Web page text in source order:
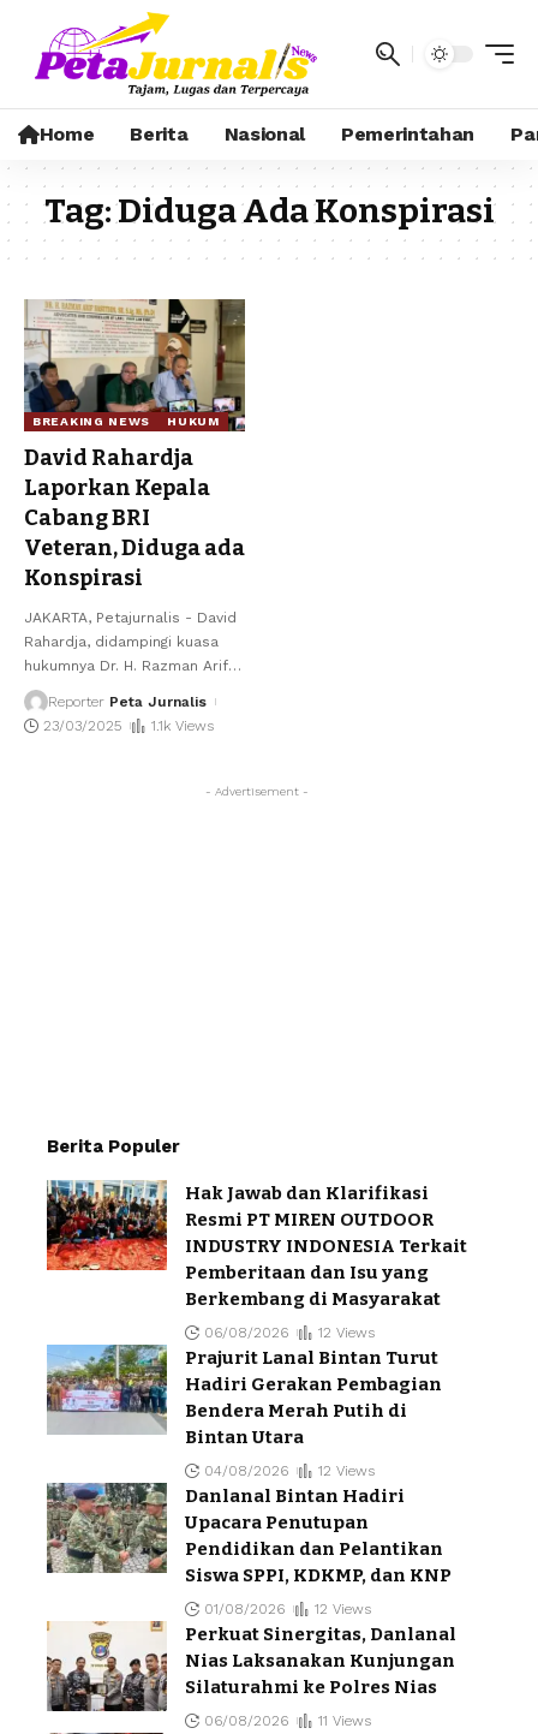
Home Berita Nasional Pemerintahan
Tag:Diduga Ada Konspirasi
BREAKING NEWS HUKUM
David Rahardja
Laporkan Kepala
Cabang BRI
Veteran, Diduga ada
Konspirasi
JAKARTA, Petajurnalis - David
Rahardja, didampingi kuasa
hukumnya Dr. H. Razman Arif…
Reporter Peta Jurnalis
23/03/2025
1.1k Views
- Advertisement -
Berita Populer
Hak Jawab dan Klarifikasi
Resmi PT MIREN OUTDOOR
INDUSTRY INDONESIA Terkait
Pemberitaan dan Isu yang
Berkembang di Masyarakat
06/08/2026 12 Views
Prajurit Lanal Bintan Turut
Hadiri Gerakan Pembagian
Bendera Merah Putih di
Bintan Utara
04/08/2026 12 Views
Danlanal Bintan Hadiri
Upacara Penutupan
Pendidikan dan Pelantikan
Siswa SPPI, KDKMP, dan KNP
01/08/2026 12 Views
Perkuat Sinergitas, Danlanal
Nias Laksanakan Kunjungan
Silaturahmi ke Polres Nias
06/08/2026 11 Views